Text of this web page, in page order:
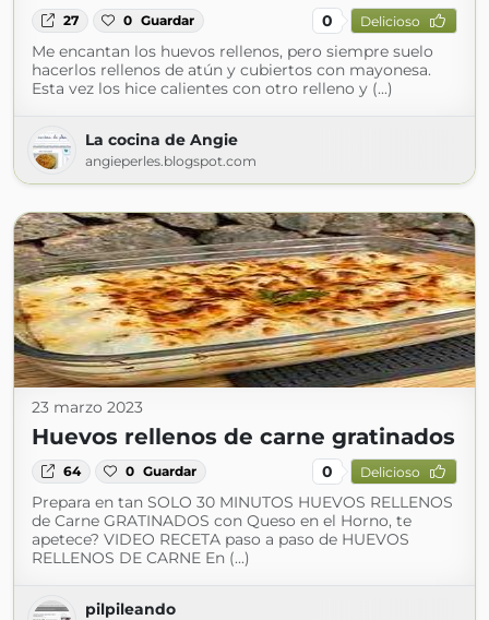
27 0 Guardar 0 Delicioso
Me encantan los huevos rellenos, pero siempre suelo
hacerlos rellenos de atún y cubiertos con mayonesa.
Esta vez los hice calientes con otro relleno y (...)
La cocina de Angie
angieperles.blogspot.com
23 marzo 2023
Huevos rellenos de carne gratinados
64 0 Guardar 0 Delicioso
Prepara en tan SOLO 30 MINUTOS HUEVOS RELLENOS
de Carne GRATINADOS con Queso en el Horno, te
apetece? VIDEO RECETA paso a paso de HUEVOS
RELLENOS DE CARNE En (...)
pilpileando